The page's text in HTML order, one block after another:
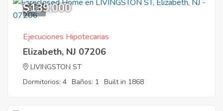
9
$139,000
Ejecuciones Hipotecarias
Elizabeth, NJ 07206
LIVINGSTON ST
Dormitorios: 4 Baños: 1 Built in 1868